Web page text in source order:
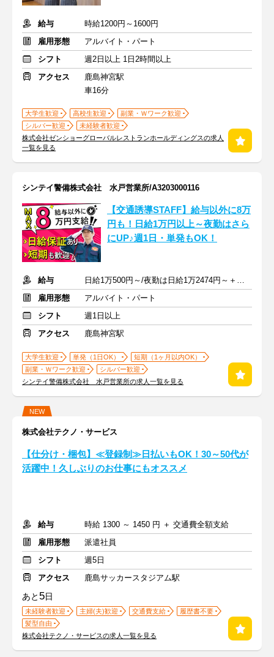
給与
時給1200円～1600円
雇用形態
アルバイト・パート
シフト
週2日以上 1日2時間以上
アクセス
鹿島神宮駅
車16分
大学生歓迎 高校生歓迎
副業・Ｗワーク歓迎
シルバー歓迎
未経験者歓迎
株式会社ゼンショーグローバルレストランホールディングスの求人
一覧を見る
シンテイ警備株式会社 水戸営業所/A3203000116
【交通誘導STAFF】給与以外に8万
円も！日給1万円以上～夜勤はさら
にUP♪週1日・単発もOK！
給与
日給1万500円～/夜勤は日給1万2474円～＋交通費※各種手当含む
雇用形態
アルバイト・パート
シフト
週1日以上
アクセス
鹿島神宮駅
大学生歓迎 単発（1日OK）
短期（1ヶ月以内OK）
副業・Ｗワーク歓迎
シルバー歓迎
シンテイ警備株式会社 水戸営業所の求人一覧を見る
NEW
株式会社テクノ・サービス
【仕分け・梱包】≪登録制≫日払いもOK！30～50代が
活躍中！久しぶりのお仕事にもオススメ
給与
時給 1300 ～ 1450 円 ＋ 交通費全額支給
雇用形態
派遣社員
シフト
週5日
アクセス
鹿島サッカースタジアム駅
あと 5日
未経験者歓迎 主婦(夫)歓迎 交通費支給
履歴書不要
髪型自由
株式会社テクノ・サービスの求人一覧を見る